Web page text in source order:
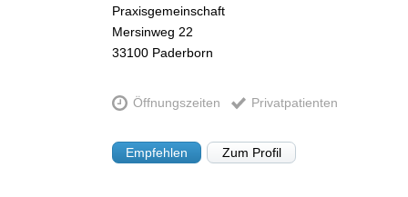
Praxisgemeinschaft
Mersinweg 22
33100 Paderborn
Öffnungszeiten Privatpatienten
Empfehlen Zum Profil